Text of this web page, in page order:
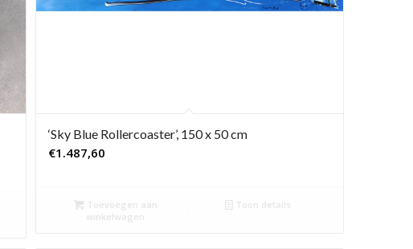
‘Sky Blue Rollercoaster’, 150 x 50 cm
€1.487,60
Toevoegen aan
winkelwagen
Toon details